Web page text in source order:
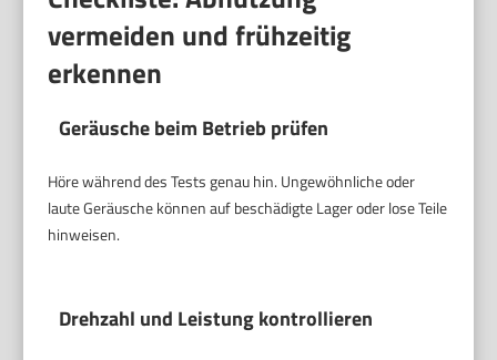
vermeiden und frühzeitig
erkennen
Geräusche beim Betrieb prüfen
Höre während des Tests genau hin. Ungewöhnliche oder
laute Geräusche können auf beschädigte Lager oder lose Teile
hinweisen.
Drehzahl und Leistung kontrollieren